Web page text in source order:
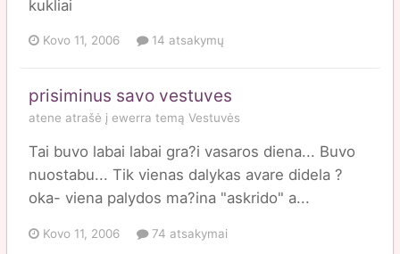
kukliai
Kovo 11, 2006 14 atsakymų
prisiminus savo vestuves
atene atrašė į ewerra temą Vestuvės
Tai buvo labai labai gra?i vasaros diena... Buvo
nuostabu... Tik vienas dalykas avare didela ?
oka- viena palydos ma?ina "askrido" a...
Kovo 11, 2006 74 atsakymai